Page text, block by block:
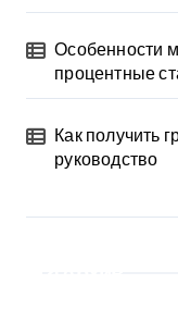
Особенности
процентные
Как получить
руководство